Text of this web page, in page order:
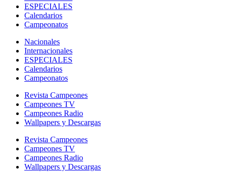
ESPECIALES
Calendarios
Campeonatos
Nacionales
Internacionales
ESPECIALES
Calendarios
Campeonatos
Revista Campeones
Campeones TV
Campeones Radio
Wallpapers y Descargas
Revista Campeones
Campeones TV
Campeones Radio
Wallpapers y Descargas